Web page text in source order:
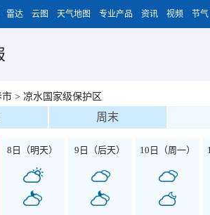
雷达 云图 天气地图 专业产品 资讯 视频 节气
市 > 凉水国家级保护区
周末
8日（明天） 9日（后天） 10日（周一）